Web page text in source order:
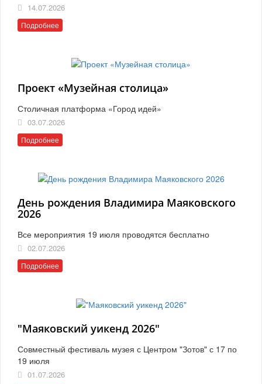
14.07.2026
Подробнее
Проект «Музейная столица»
Столичная платформа «Город идей»
03.07.2026
Подробнее
День рождения Владимира Маяковского
2026
Все мероприятия 19 июля проводятся бесплатно
02.07.2026
Подробнее
"Маяковский уикенд 2026"
Совместный фестиваль музея с Центром "Зотов" с 17 по
19 июля
01.07.2026